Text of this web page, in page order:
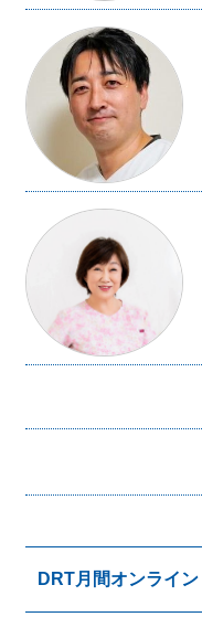
DRT月間オンライン